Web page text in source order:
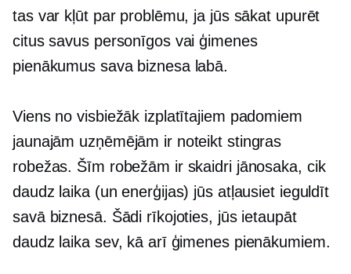
tas var kļūt par problēmu, ja jūs sākat upurēt
citus savus personīgos vai ģimenes
pienākumus sava biznesa labā.
Viens no visbiežāk izplatītajiem padomiem
jaunajām uzņēmējām ir noteikt stingras
robežas. Šīm robežām ir skaidri jānosaka, cik
daudz laika (un enerģijas) jūs atļausiet ieguldīt
savā biznesā. Šādi rīkojoties, jūs ietaupāt
daudz laika sev, kā arī ģimenes pienākumiem.